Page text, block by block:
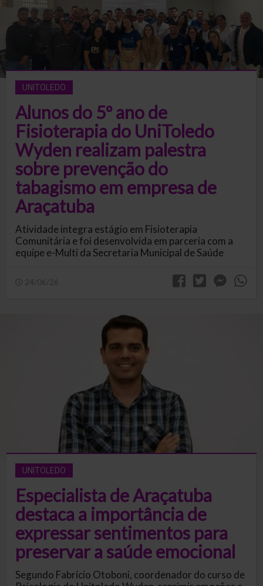
UNITOLEDO
Alunos do 5º ano de
Fisioterapia do UniToledo
Wyden realizam palestra
sobre prevenção do
tabagismo em empresa de
Araçatuba
Atividade integra estágio em Fisioterapia
Comunitária e foi desenvolvida em parceria com a
equipe e-Multi da Secretaria Municipal de Saúde
24/06/26
UNITOLEDO
Especialista de Araçatuba
destaca a importância de
expressar sentimentos para
preservar a saúde emocional
Segundo Fabrício Otoboni, coordenador do curso de